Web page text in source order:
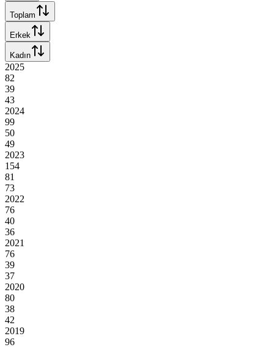
Toplam
Erkek
Kadın
2025
82
39
43
2024
99
50
49
2023
154
81
73
2022
76
40
36
2021
76
39
37
2020
80
38
42
2019
96